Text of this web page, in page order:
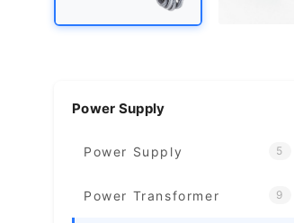
Power Supply
Power Supply 5
Power Transformer 9